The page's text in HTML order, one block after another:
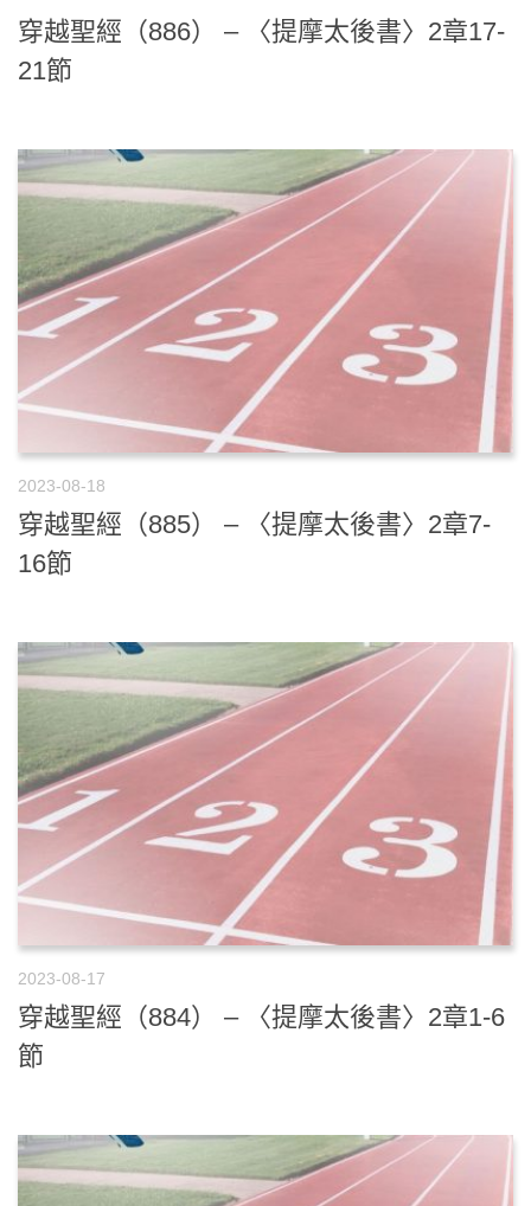
穿越聖經（886） – 〈提摩太後書〉2章17-
21節
2023-08-18
穿越聖經（885） – 〈提摩太後書〉2章7-
16節
2023-08-17
穿越聖經（884） – 〈提摩太後書〉2章1-6
節